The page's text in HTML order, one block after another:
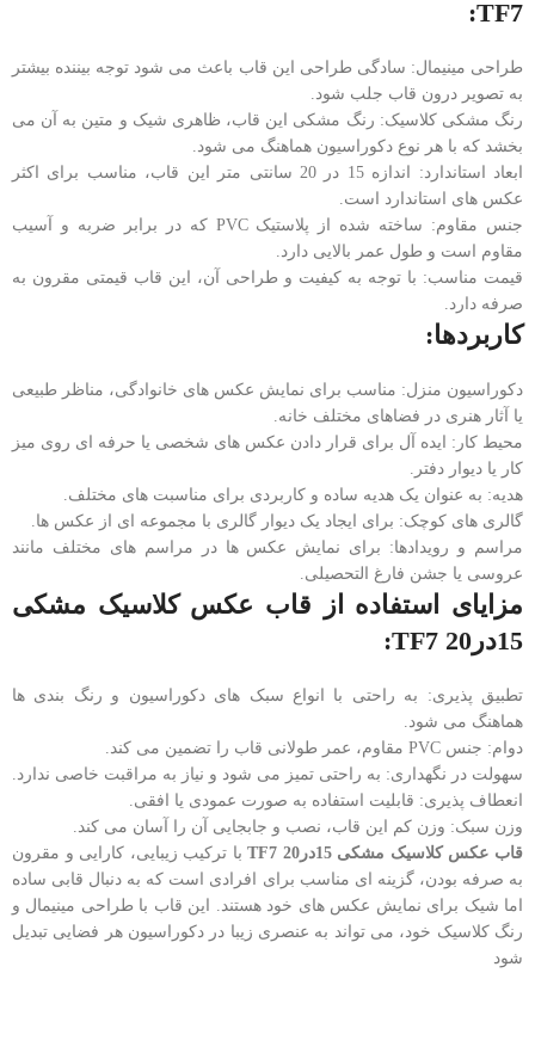
TF7:
طراحی مینیمال: سادگی طراحی این قاب باعث می شود توجه بیننده بیشتر
به تصویر درون قاب جلب شود.
رنگ مشکی کلاسیک: رنگ مشکی این قاب، ظاهری شیک و متین به آن می
بخشد که با هر نوع دکوراسیون هماهنگ می شود.
ابعاد استاندارد: اندازه 15 در 20 سانتی متر این قاب، مناسب برای اکثر
عکس های استاندارد است.
جنس مقاوم: ساخته شده از پلاستیک PVC که در برابر ضربه و آسیب
مقاوم است و طول عمر بالایی دارد.
قیمت مناسب: با توجه به کیفیت و طراحی آن، این قاب قیمتی مقرون به
صرفه دارد.
کاربردها:
دکوراسیون منزل: مناسب برای نمایش عکس های خانوادگی، مناظر طبیعی
یا آثار هنری در فضاهای مختلف خانه.
محیط کار: ایده آل برای قرار دادن عکس های شخصی یا حرفه ای روی میز
کار یا دیوار دفتر.
هدیه: به عنوان یک هدیه ساده و کاربردی برای مناسبت های مختلف.
گالری های کوچک: برای ایجاد یک دیوار گالری با مجموعه ای از عکس ها.
مراسم و رویدادها: برای نمایش عکس ها در مراسم های مختلف مانند
عروسی یا جشن فارغ التحصیلی.
مزایای استفاده از قاب عکس کلاسیک مشکی
15در20 TF7:
تطبیق پذیری: به راحتی با انواع سبک های دکوراسیون و رنگ بندی ها
هماهنگ می شود.
دوام: جنس PVC مقاوم، عمر طولانی قاب را تضمین می کند.
سهولت در نگهداری: به راحتی تمیز می شود و نیاز به مراقبت خاصی ندارد.
انعطاف پذیری: قابلیت استفاده به صورت عمودی یا افقی.
وزن سبک: وزن کم این قاب، نصب و جابجایی آن را آسان می کند.
قاب عکس کلاسیک مشکی 15در20 TF7
با ترکیب زیبایی، کارایی و مقرون
به صرفه بودن، گزینه ای مناسب برای افرادی است که به دنبال قابی ساده
اما شیک برای نمایش عکس های خود هستند. این قاب با طراحی مینیمال و
رنگ کلاسیک خود، می تواند به عنصری زیبا در دکوراسیون هر فضایی تبدیل
شود